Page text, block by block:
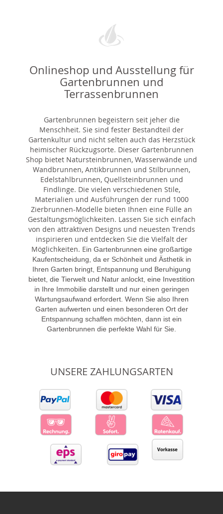
Onlineshop und Ausstellung für
Gartenbrunnen und
Terrassenbrunnen
Gartenbrunnen begeistern seit jeher die
Menschheit. Sie sind fester Bestandteil der
Gartenkultur und nicht selten auch das Herzstück
heimischer Rückzugsorte. Dieser Gartenbrunnen
Shop bietet Natursteinbrunnen, Wasserwände und
Wandbrunnen, Antikbrunnen und Stilbrunnen,
Edelstahlbrunnen, Quellsteinbrunnen und
Findlinge. Die vielen verschiedenen Stile,
Materialien und Ausführungen der rund 1000
Zierbrunnen-Modelle bieten Ihnen eine Fülle an
Gestaltungsmöglichkeiten. Lassen Sie sich einfach
von den attraktiven Designs und neuesten Trends
inspirieren und entdecken Sie die Vielfalt der
Möglichkeiten. Ein Gartenbrunnen eine großartige
Kaufentscheidung, da er Schönheit und Ästhetik in
Ihren Garten bringt, Entspannung und Beruhigung
bietet, die Tierwelt und Natur anlockt, eine Investition
in Ihre Immobilie darstellt und nur einen geringen
Wartungsaufwand erfordert. Wenn Sie also Ihren
Garten aufwerten und einen besonderen Ort der
Entspannung schaffen möchten, dann ist ein
Gartenbrunnen die perfekte Wahl für Sie.
UNSERE ZAHLUNGSARTEN